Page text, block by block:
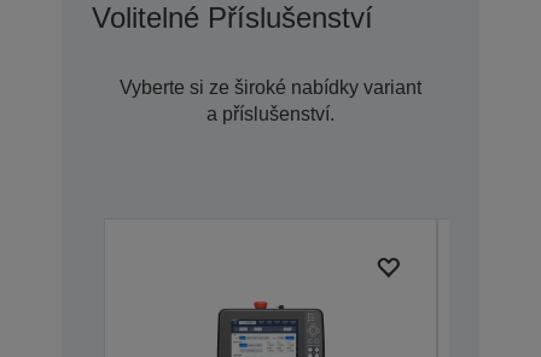
Volitelné Příslušenství
Vyberte si ze široké nabídky variant
a příslušenství.